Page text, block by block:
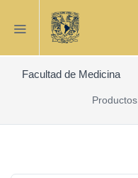
Facultad de Medicina
Productos